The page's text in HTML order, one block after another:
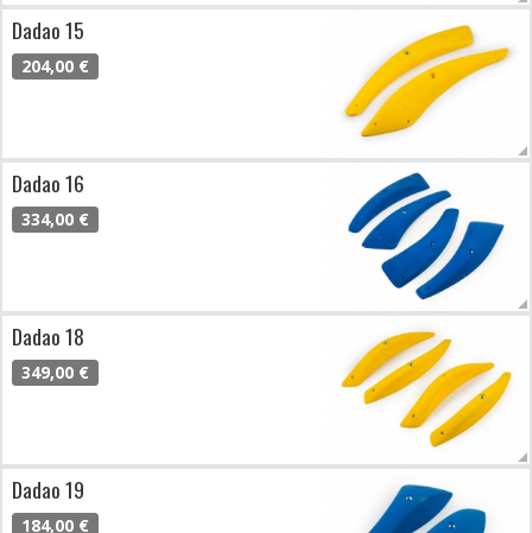
Dadao 15
204,00 €
Dadao 16
334,00 €
Dadao 18
349,00 €
Dadao 19
184,00 €